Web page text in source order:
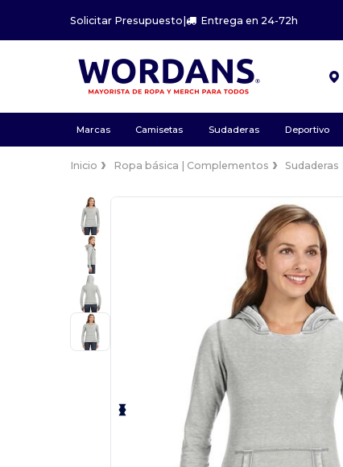
Solicitar Presupuesto| Entrega en 24-72h
Marcas Camisetas Sudaderas Deportivo
Inicio Ropa básica | Complementos Sudaderas